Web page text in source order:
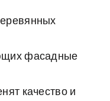
фасадные
качество и